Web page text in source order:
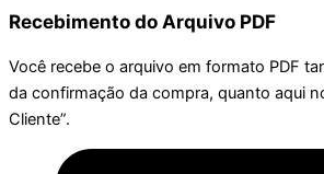
Recebimento do Arquivo PDF
Você recebe o arquivo em formato PDF
da confirmação da compra, quanto aqui
Cliente”.